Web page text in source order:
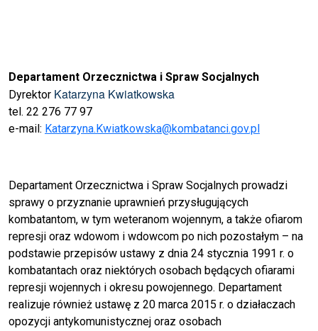
Departament Orzecznictwa i Spraw Socjalnych
Dyrektor Katarzyna Kwiatkowska
tel. 22 276 77 97
e-mail: Katarzyna.Kwiatkowska@kombatanci.gov.pl
Departament Orzecznictwa i Spraw Socjalnych prowadzi
sprawy o przyznanie uprawnień przysługujących
kombatantom, w tym weteranom wojennym, a także ofiarom
represji oraz wdowom i wdowcom po nich pozostałym – na
podstawie przepisów ustawy z dnia 24 stycznia 1991 r. o
kombatantach oraz niektórych osobach będących ofiarami
represji wojennych i okresu powojennego. Departament
realizuje również ustawę z 20 marca 2015 r. o działaczach
opozycji antykomunistycznej oraz osobach